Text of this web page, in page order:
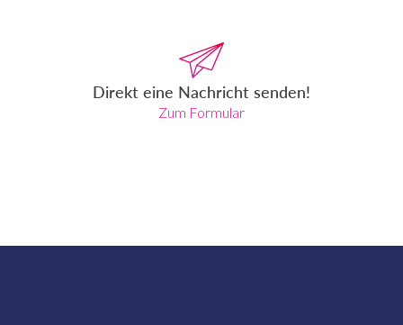
Direkt eine Nachricht senden!
Zum Formular